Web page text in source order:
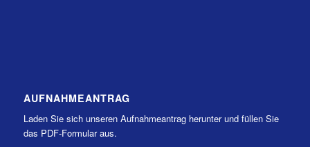
AUFNAHMEANTRAG
Laden Sie sich unseren Aufnahmeantrag herunter und füllen Sie
das PDF-Formular aus.